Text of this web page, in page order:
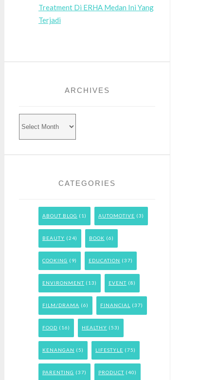
Treatment Di ERHA Medan Ini Yang
Terjadi
ARCHIVES
CATEGORIES
ABOUT BLOG (1) AUTOMOTIVE (3)
BEAUTY (24) BOOK (6)
COOKING (9) EDUCATION (37)
ENVIRONMENT (13) EVENT (8)
FILM/DRAMA (6) FINANCIAL (37)
FOOD (16) HEALTHY (53)
KENANGAN (5) LIFESTYLE (75)
PARENTING (37) PRODUCT (40)